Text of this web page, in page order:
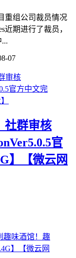
重组公司裁员情况
近期进行了裁员，
07
社群审核
官
】【微云网